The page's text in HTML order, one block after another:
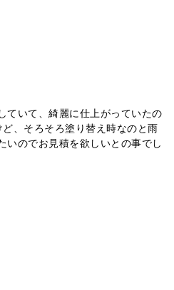
ていて、綺麗に仕上がっていたの
、そろそろ塗り替え時なのと雨
いのでお見積を欲しいとの事でし